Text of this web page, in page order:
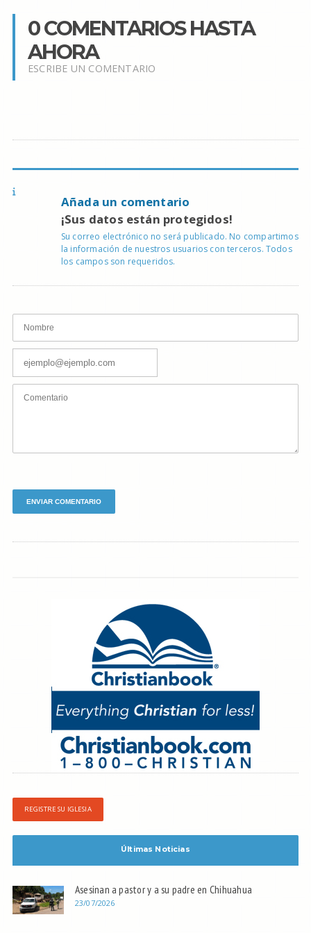
0 COMENTARIOS HASTA
AHORA
ESCRIBE UN COMENTARIO
Añada un comentario
¡Sus datos están protegidos!
Su correo electrónico no será publicado. No compartimos
la información de nuestros usuarios con terceros. Todos
los campos son requeridos.
REGISTRE SU IGLESIA
Últimas Noticias
Asesinan a pastor y a su padre en Chihuahua
23/07/2026